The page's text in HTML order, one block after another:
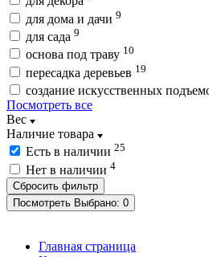
для дома и дачи 9
для сада 9
основа под траву 10
пересадка деревьев 19
создание искусственных
Посмотреть все
Вес
Наличие товара
Есть в наличии 25
Нет в наличии 4
Посмотреть Выбрано: 0
Главная страница